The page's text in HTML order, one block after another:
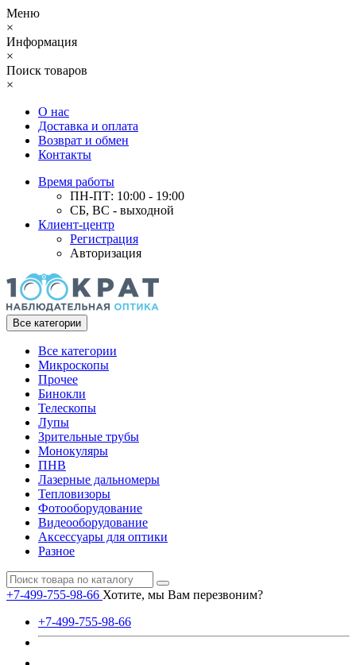
Меню
×
Информация
×
Поиск товаров
×
О нас
Доставка и оплата
Возврат и обмен
Контакты
Время работы
ПН-ПТ: 10:00 - 19:00
СБ, ВС - выходной
Клиент-центр
Регистрация
Авторизация
Все категории
Все категории
Микроскопы
Прочее
Бинокли
Телескопы
Лупы
Зрительные трубы
Монокуляры
ПНВ
Лазерные дальномеры
Тепловизоры
Фотооборудование
Видеооборудование
Аксессуары для оптики
Разное
+7-499-755-98-66 Хотите, мы Вам перезвоним?
+7-499-755-98-66